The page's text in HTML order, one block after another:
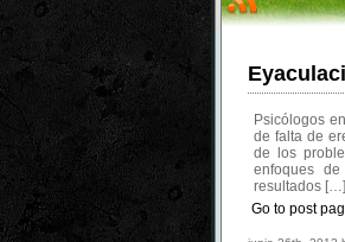
Psicólogos
de falta de
de los
enfoques
resultados […]
Go to post